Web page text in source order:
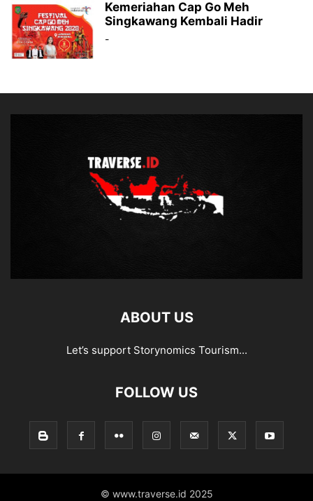
Kemeriahan Cap Go Meh
Singkawang Kembali Hadir
-
ABOUT US
Let’s support Storynomics Tourism...
FOLLOW US
© www.traverse.id 2025